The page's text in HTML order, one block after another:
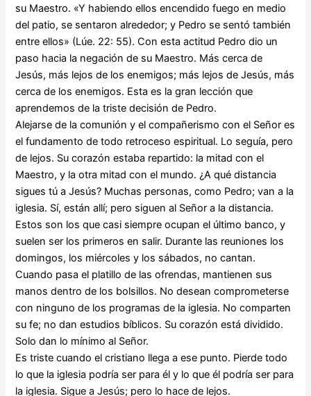
su Maestro. «Y habiendo ellos encendido fuego en medio
del patio, se sentaron alrededor; y Pedro se sentó también
entre ellos» (Lúe. 22: 55). Con esta actitud Pedro dio un
paso hacia la negación de su Maestro. Más cerca de
Jesús, más lejos de los enemigos; más lejos de Jesús, más
cerca de los enemigos. Esta es la gran lección que
aprendemos de la triste decisión de Pedro.
Alejarse de la comunión y el compañerismo con el Señor es
el fundamento de todo retroceso espiritual. Lo seguía, pero
de lejos. Su corazón estaba repartido: la mitad con el
Maestro, y la otra mitad con el mundo. ¿A qué distancia
sigues tú a Jesús? Muchas personas, como Pedro; van a la
iglesia. Sí, están allí; pero siguen al Señor a la distancia.
Estos son los que casi siempre ocupan el último banco, y
suelen ser los primeros en salir. Durante las reuniones los
domingos, los miércoles y los sábados, no cantan.
Cuando pasa el platillo de las ofrendas, mantienen sus
manos dentro de los bolsillos. No desean comprometerse
con ninguno de los programas de la iglesia. No comparten
su fe; no dan estudios bíblicos. Su corazón está dividido.
Solo dan lo mínimo al Señor.
Es triste cuando el cristiano llega a ese punto. Pierde todo
lo que la iglesia podría ser para él y lo que él podría ser para
la iglesia. Sigue a Jesús; pero lo hace de lejos.